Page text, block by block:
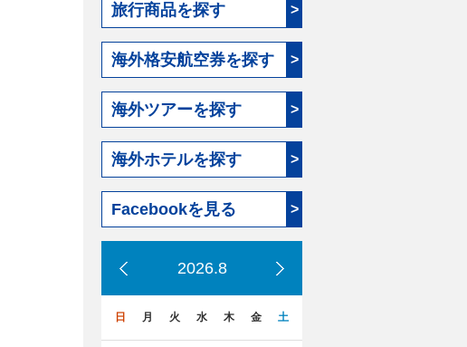
旅行商品を探す >
海外格安航空券を探す >
海外ツアーを探す >
海外ホテルを探す >
Facebookを見る >
2026.8
日 月 火 水 木 金 土